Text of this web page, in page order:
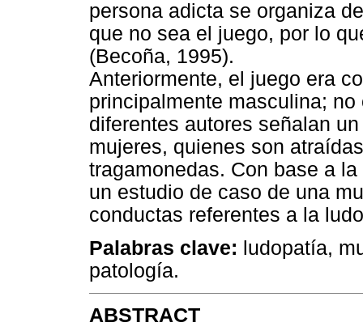
persona adicta se organiza
que no sea el juego, por lo
(Becoña, 1995).
Anteriormente, el juego era
principalmente masculina;
diferentes autores señalan
mujeres, quienes son
tragamonedas. Con base a
un estudio de caso de una
conductas referentes a la
Palabras clave: ludopatía,
patología.
ABSTRACT